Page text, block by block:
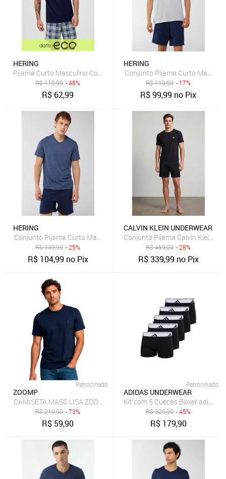
HERING
Pijama Curto Masculino Com Samba Canção Hering
R$119,99 - 48%
R$ 62,99
HERING
Conjunto Pijama Curto
R$119,99 - 17%
R$99,99 no Pix
HERING
Conjunto Pijama Curto Masculino Hering Decote V Azul Marinho
R$139,99 - 25%
R$ 104,99 no Pix
CALVIN KLEIN UNDERWEAR
Conjunto Pijama Calvin Klein
R$469,00 - 28%
R$339,99 no Pix
Patrocinado
ZOOMP
CAMISETA MASC LISA ZOOMP
R$219,90 - 73%
R$ 59,90
Patrocinado
ADIDAS UNDERWEAR
Kit com 5 Cuecas Boxer adidas
R$329,90 - 45%
R$ 179,90